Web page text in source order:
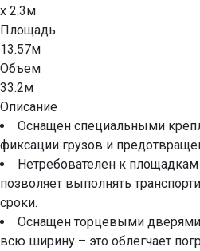
x 2.3м
Площадь
13.57м
Объем
33.2м
Описание
Оснащен специальными
фиксации грузов и
Нетребователен к
позволяет выполнять
сроки.
Оснащен торцевыми
всю ширину – это облегчает